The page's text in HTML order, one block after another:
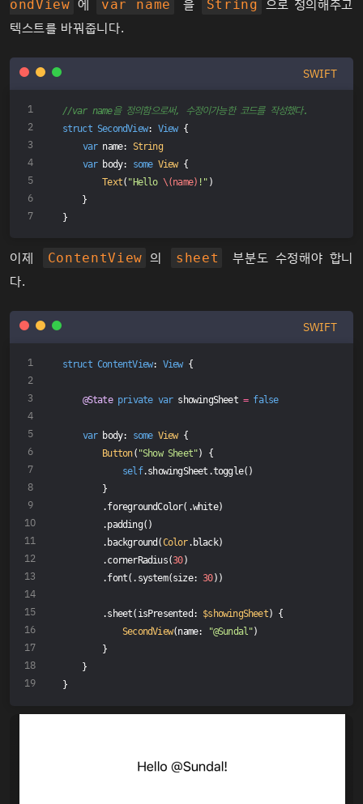
ondView 에 var name 을 String 으로 정의해주고
텍스트를 바꿔줍니다.
SWIFT
//var name을 정의함으로써, 수정이가능한 코드를 작성했다.
struct SecondView: View {
var name: String
var body: some View {
Text( "Hello \(name) !" )
    }
}
이제 ContentView 의 sheet
부분도 수정해야 합니
다.
SWIFT
struct ContentView: View {
@State private var showingSheet = false
var body: some View {
Button( "Show Sheet") {
self.showingSheet.toggle()
        }
        .foregroundColor(.white)
        .padding()
        .background(
Color.black)
        .cornerRadius(
30)
        .font(.system(size:
30))
        .sheet(isPresented:
$showingSheet) {
SecondView(name: "@Sundal")
        }
    }
}